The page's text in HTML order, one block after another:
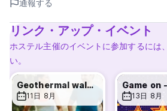
フロントデスクの営業時間は午前9時か
チェックインは午後 2 時以降となります
早めにご到着の場合は、お荷物をお預か
つろぎいただけます。 WiFi、紅茶、コー
着の場合は、前日の夜にご予約いただく
フロントデスクの営業終了後にご到着の
ん。ご到着日にセルフチェックイン情報
通報する
リンク・アップ・イベント
ホステル主催のイベントに参加するには
い。
Geothermal walk in Kuirau Park
11日 8月 13日 8月